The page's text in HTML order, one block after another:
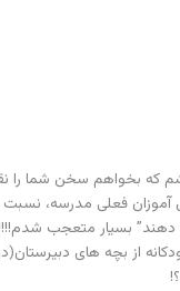
که بخواهم سخن شما را
آموزان فعلی مدرسه، نسبت
دهند” بسیار متعجب